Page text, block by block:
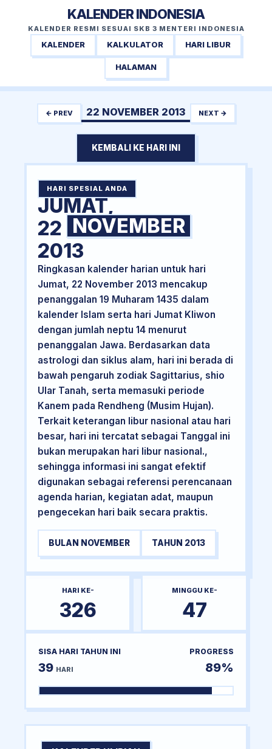
KALENDER INDONESIA
KALENDER RESMI SESUAI SKB 3 MENTERI INDONESIA
KALENDER KALKULATOR HARI LIBUR
HALAMAN
← PREV 22 NOVEMBER 2013 NEXT →
KEMBALI KE HARI INI
HARI SPESIAL ANDA
JUMAT,
22 NOVEMBER
2013
Ringkasan kalender harian untuk hari
Jumat, 22 November 2013 mencakup
penanggalan 19 Muharam 1435 dalam
kalender Islam serta hari Jumat Kliwon
dengan jumlah neptu 14 menurut
penanggalan Jawa. Berdasarkan data
astrologi dan siklus alam, hari ini berada di
bawah pengaruh zodiak Sagittarius, shio
Ular Tanah, serta memasuki periode
Kanem pada Rendheng (Musim Hujan).
Terkait keterangan libur nasional atau hari
besar, hari ini tercatat sebagai Tanggal ini
bukan merupakan hari libur nasional.,
sehingga informasi ini sangat efektif
digunakan sebagai referensi perencanaan
agenda harian, kegiatan adat, maupun
pengecekan hari baik secara praktis.
BULAN NOVEMBER TAHUN 2013
HARI KE-
326
MINGGU KE-
47
SISA HARI TAHUN INI
39 HARI
PROGRESS
89%